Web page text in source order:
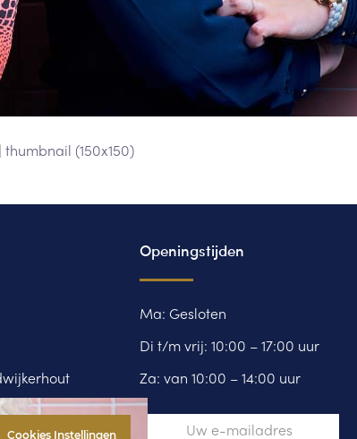
thumbnail (150x150)
Openingstijden
Ma: Gesloten
Di t/m vrij: 10:00 – 17:00 uur
Za: van 10:00 – 14:00 uur
Cookies Instellingen